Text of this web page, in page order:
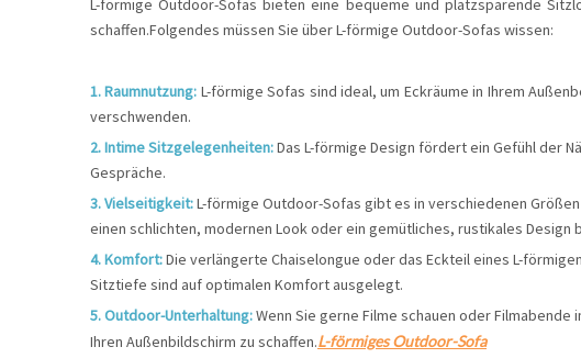
L-förmige Outdoor-Sofas bieten eine bequeme und platzsparende
schaffen.Folgendes müssen Sie über L-förmige Outdoor-Sofas wissen:
1. Raumnutzung: L-förmige Sofas sind ideal, um Eckräume in Ihrem
verschwenden.
2. Intime Sitzgelegenheiten:Das L-förmige Design fördert ein Gefühl der
Gespräche.
3. Vielseitigkeit:L-förmige Outdoor-Sofas gibt es in verschiedenen
einen schlichten, modernen Look oder ein gemütliches, rustikales Design
4. Komfort:Die verlängerte Chaiselongue oder das Eckteil eines L-
Sitztiefe sind auf optimalen Komfort ausgelegt.
5. Outdoor-Unterhaltung:Wenn Sie gerne Filme schauen oder
Ihren Außenbildschirm zu schaffen.L-förmiges Outdoor-Sofa